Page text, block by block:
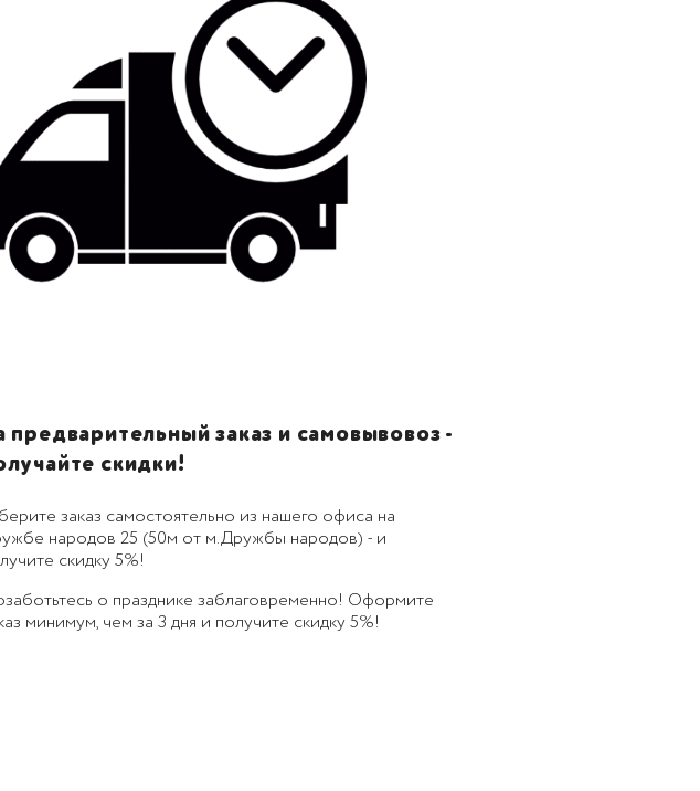
предварительный заказ и самовывовоз -
скидки!
заказ самостоятельно из нашего офиса на
народов 25 (50м от м.Дружбы народов) - и
скидку 5%!
о празднике заблаговременно! Оформите
минимум, чем за 3 дня и получите скидку 5%!